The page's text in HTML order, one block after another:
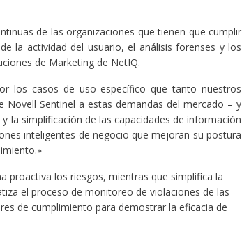
de las organizaciones que tienen que cumplir
la actividad del usuario, el análisis forenses y los
de Marketing de NetIQ.
los casos de uso específico que tanto nuestros
Sentinel a estas demandas del mercado – y
la simplificación de las capacidades de información
inteligentes de negocio que mejoran su postura
proactiva los riesgos, mientras que simplifica la
el proceso de monitoreo de violaciones de las
de cumplimiento para demostrar la eficacia de